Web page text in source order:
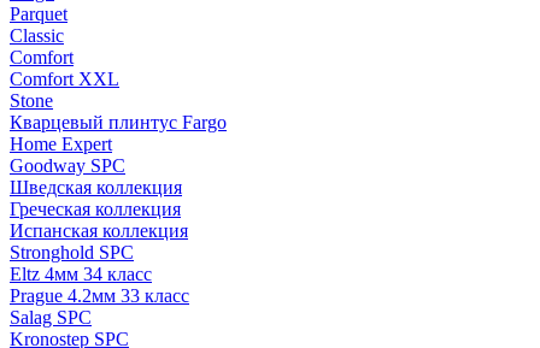
Parquet
Classic
Comfort
Comfort XXL
Stone
Кварцевый плинтус Fargo
Home Expert
Goodway SPC
Шведская коллекция
Греческая коллекция
Испанская коллекция
Stronghold SPC
Eltz 4мм 34 класс
Prague 4.2мм 33 класс
Salag SPC
Kronostep SPC